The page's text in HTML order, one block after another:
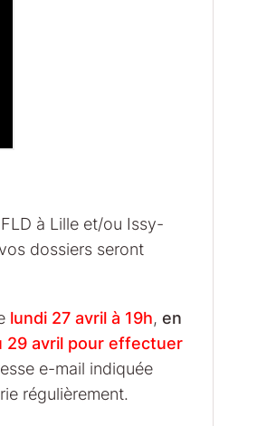
à Lille et/ou Issy-
dossiers seront
lundi 27 avril à 19h, en
29 avril pour effectuer
e-mail indiquée
régulièrement.